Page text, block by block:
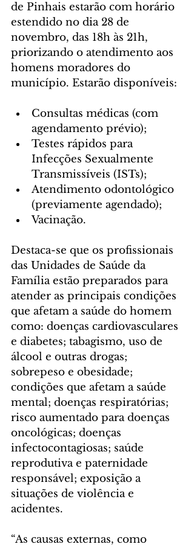
de Pinhais estarão com horário
estendido no dia 28 de
novembro, das 18h às 21h,
priorizando o atendimento aos
homens moradores do
município. Estarão disponíveis:
Consultas médicas (com
agendamento prévio);
Testes rápidos para
Infecções Sexualmente
Transmissíveis (ISTs);
Atendimento odontológico
(previamente agendado);
Vacinação.
Destaca-se que os profissionais
das Unidades de Saúde da
Família estão preparados para
atender as principais condições
que afetam a saúde do homem
como: doenças cardiovasculares
e diabetes; tabagismo, uso de
álcool e outras drogas;
sobrepeso e obesidade;
condições que afetam a saúde
mental; doenças respiratórias;
risco aumentado para doenças
oncológicas; doenças
infectocontagiosas; saúde
reprodutiva e paternidade
responsável; exposição a
situações de violência e
acidentes.
“As causas externas, como